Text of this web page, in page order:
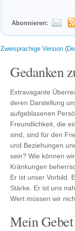
Abonnieren:
Zweisprachige Version
Gedanken
Extravagante
deren Darstellung
aufgeblasenen
Freundlichkeit, die
sind, sind für den
und Beziehungen
sein? Wie können
Kränkungen
Er ist unser Vorbild.
Stärke. Er ist uns
Wert müssen wir
Mein Gebet